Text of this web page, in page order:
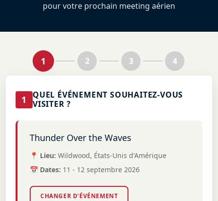
pour votre prochain meeting aérien
1 2 3 4
1
QUEL ÉVÉNEMENT SOUHAITEZ-VOUS
VISITER ?
Thunder Over the Waves
📍 Lieu: Wildwood, États-Unis d'Amérique
📅 Dates: 11 - 12 septembre 2026
CHANGER D'ÉVÉNEMENT